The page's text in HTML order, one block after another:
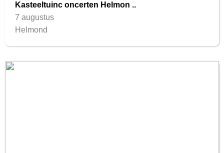
Kasteeltuinc oncerten Helmon ..
7 augustus
Helmond